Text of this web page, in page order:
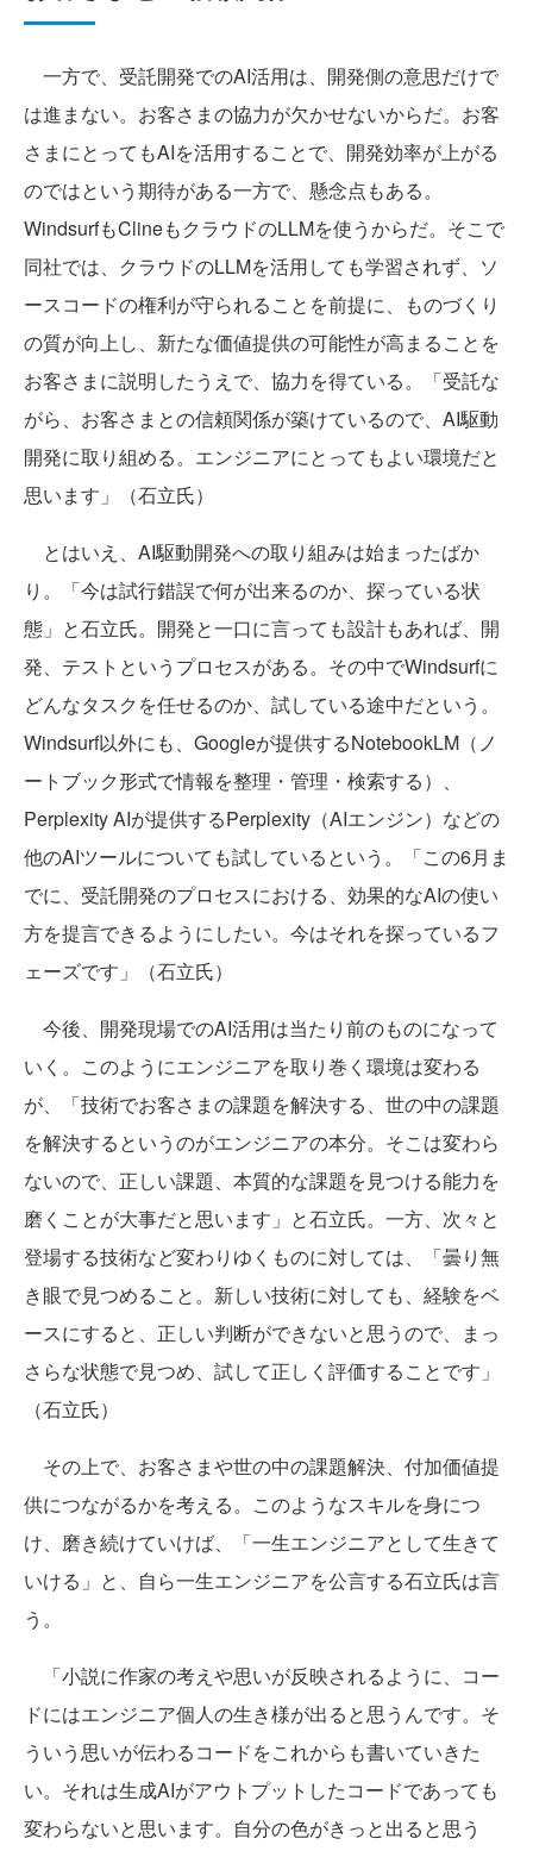
一方で、受託開発でのAI活用は、開発側の意思だけで
は進まない。お客さまの協力が欠かせないからだ。お客
さまにとってもAIを活用することで、開発効率が上がる
のではという期待がある一方で、懸念点もある。
WindsurfもClineもクラウドのLLMを使うからだ。そこで
同社では、クラウドのLLMを活用しても学習されず、ソ
ースコードの権利が守られることを前提に、ものづくり
の質が向上し、新たな価値提供の可能性が高まることを
お客さまに説明したうえで、協力を得ている。「受託な
がら、お客さまとの信頼関係が築けているので、AI駆動
開発に取り組める。エンジニアにとってもよい環境だと
思います」（石立氏）
とはいえ、AI駆動開発への取り組みは始まったばか
り。「今は試行錯誤で何が出来るのか、探っている状
態」と石立氏。開発と一口に言っても設計もあれば、開
発、テストというプロセスがある。その中でWindsurfに
どんなタスクを任せるのか、試している途中だという。
Windsurf以外にも、Googleが提供するNotebookLM（ノ
ートブック形式で情報を整理・管理・検索する）、
Perplexity AIが提供するPerplexity（AIエンジン）などの
他のAIツールについても試しているという。「この6月ま
でに、受託開発のプロセスにおける、効果的なAIの使い
方を提言できるようにしたい。今はそれを探っているフ
ェーズです」（石立氏）
今後、開発現場でのAI活用は当たり前のものになって
いく。このようにエンジニアを取り巻く環境は変わる
が、「技術でお客さまの課題を解決する、世の中の課題
を解決するというのがエンジニアの本分。そこは変わら
ないので、正しい課題、本質的な課題を見つける能力を
磨くことが大事だと思います」と石立氏。一方、次々と
登場する技術など変わりゆくものに対しては、「曇り無
き眼で見つめること。新しい技術に対しても、経験をベ
ースにすると、正しい判断ができないと思うので、まっ
さらな状態で見つめ、試して正しく評価することです」
（石立氏）
その上で、お客さまや世の中の課題解決、付加価値提
供につながるかを考える。このようなスキルを身につ
け、磨き続けていけば、「一生エンジニアとして生きて
いける」と、自ら一生エンジニアを公言する石立氏は言
う。
「小説に作家の考えや思いが反映されるように、コー
ドにはエンジニア個人の生き様が出ると思うんです。そ
ういう思いが伝わるコードをこれからも書いていきた
い。それは生成AIがアウトプットしたコードであっても
変わらないと思います。自分の色がきっと出ると思う